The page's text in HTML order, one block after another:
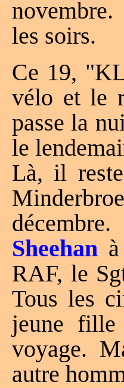
les soirs.
Ce 19,
vélo et le
passe la
le
Là, il
Sheehan
RAF, le
Tous les
jeune
voyage.
autre